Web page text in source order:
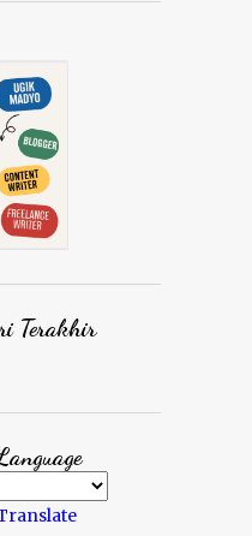
Terakhir